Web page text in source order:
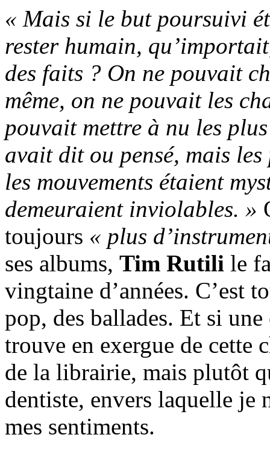
« Mais si le but poursuivi
rester humain,
des faits ? On ne pouvait
même, on ne pouvait les
pouvait mettre à nu les
avait dit ou pensé, mais
les mouvements étaient
demeuraient inviolables. »
toujours « plus
ses albums, Tim Rutili le
vingtaine d’années. C’est
pop, des ballades. Et si
trouve en exergue de cette
de la librairie, mais plutôt
dentiste, envers laquelle je
mes sentiments.